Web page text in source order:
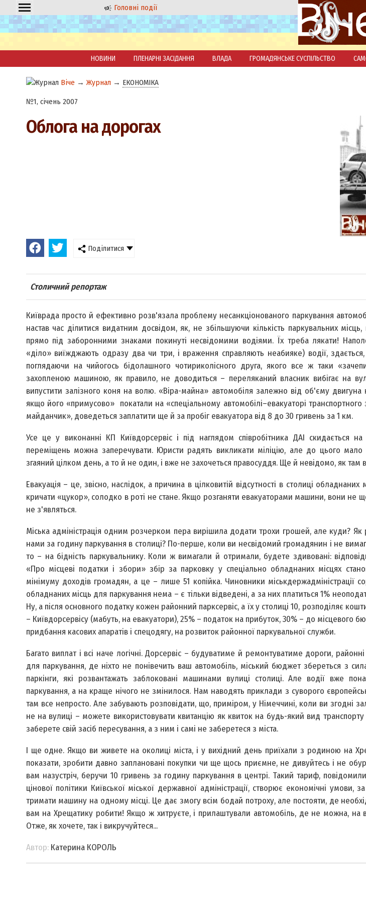
Головні події
НОВИНИ ПЛЕНАРНІ ЗАСІДАННЯ ВЛАДА ГРОМАДЯНСЬКЕ СУСПІЛЬСТВО
Віче → Журнал → ЕКОНОМІКА
№1, січень 2007
Облога на дорогах
Поділитися
Столичний репортаж
Київрада просто й ефективно розв'язала проблему несанкціонованого паркування
настав час ділитися видатним досвідом, як, не збільшуючи кількість паркувальних
прямо під заборонними знаками покинуті несвідомими водіями. Їх треба лякати!
«діло» виїжджають одразу два чи три, і враження справляють неабияке) водії,
поглядаючи на чийогось бідолашного чотириколісного друга, якого все ж таки
захопленою машиною, як правило, не доводиться – переляканий власник вибігає на
випустити залізного коня на волю. «Віра-майна» автомобіля залежно від об'єму
якщо його «примусово» покатали на «спеціальному автомобілі–евакуаторі
майданчик», доведеться заплатити ще й за пробіг евакуатора від 8 до 30 гривень за 1 км.
Усе це у виконанні КП Київдорсервіс і під наглядом співробітника ДАІ скидається на
переміщень можна заперечувати. Юристи радять викликати міліцію, але до цього мало
згаяний цілком день, а то й не один, і вже не захочеться правосуддя. Ще й невідомо, як там
Евакуація – це, звісно, наслідок, а причина в цілковитій відсутності в столиці
кричати «цукор», солодко в роті не стане. Якщо розганяти евакуаторами машини, вони не
не з'являться.
Міська адміністрація одним розчерком пера вирішила додати трохи грошей, але куди? Як
нами за годину паркування в столиці? По-перше, коли ви несвідомий громадянин і не
то – на бідність паркувальнику. Коли ж вимагали й отримали, будете здивовані:
«Про місцеві податки і збори» збір за парковку у спеціально обладнаних місцях
мінімуму доходів громадян, а це – лише 51 копійка. Чиновники міськдержадміністрації
обладнаних місць для паркування нема – є тільки відведені, а за них платиться 1%
Ну, а після основного податку кожен районний парксервіс, а їх у столиці 10, розподіляє
– Київдорсервісу (мабуть, на евакуатори), 25% – податок на прибуток, 30% – до місцевого
придбання касових апаратів і спецодягу, на розвиток районної паркувальної служби.
Багато виплат і всі наче логічні. Дорсервіс – будуватиме й ремонтуватиме дороги,
для паркування, де ніхто не понівечить ваш автомобіль, міський бюджет збереться з
паркінги, які розвантажать заблоковані машинами вулиці столиці. Але водії вже
паркування, а на краще нічого не змінилося. Нам наводять приклади з суворого
там все непросто. Але забувають розповідати, що, приміром, у Німеччині, коли ви згодні
не на вулиці – можете використовувати квитанцію як квиток на будь-який вид
заберете свій засіб пересування, а з ним і самі не заберетеся з міста.
І ще одне. Якщо ви живете на околиці міста, і у вихідний день приїхали з родиною на
показати, зробити давно заплановані покупки чи ще щось приємне, не дивуйтесь і не
вам назустріч, беручи 10 гривень за годину паркування в центрі. Такий тариф,
цінової політики Київської міської державної адміністрації, створює економічні умови,
тримати машину на одному місці. Це дає змогу всім бодай потроху, але постояти, де
вам на Хрещатику робити! Якщо ж хитруєте, і прилаштували автомобіль, де не можна, на
Отже, як хочете, так і викручуйтеся...
Автор:Катерина КОРОЛЬ